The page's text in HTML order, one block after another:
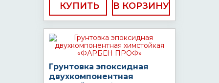
КУПИТЬ
Грунтовка эпоксидная
двухкомпонентная